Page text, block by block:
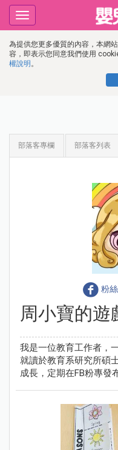
為提供您更多優質的內容，本網
容，即表示您同意我們使用
權說明 。
Toggle
navigation
部落客專欄 部落客列表
粉
周小寶的遊
我是一位教育工作者，
就讀於教育系研究所碩
成長，定期在FB粉專發